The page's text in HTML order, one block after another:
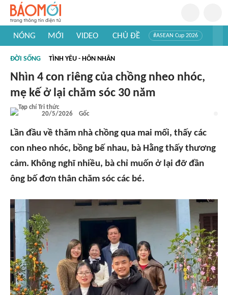
NÓNG MỚI VIDEO CHỦ ĐỀ #ASEAN Cup 2026
#Khám phá thế giới
ĐỜI SỐNG TÌNH YÊU - HÔN NHÂN
Nhìn 4 con riêng của chồng nheo nhóc,
mẹ kế ở lại chăm sóc 30 năm
20/5/2026 Gốc
Lần đầu về thăm nhà chồng qua mai mối, thấy các
con nheo nhóc, bồng bế nhau, bà Hằng thấy thương
cảm. Không nghĩ nhiều, bà chỉ muốn ở lại đỡ đần
ông bố đơn thân chăm sóc các bé.